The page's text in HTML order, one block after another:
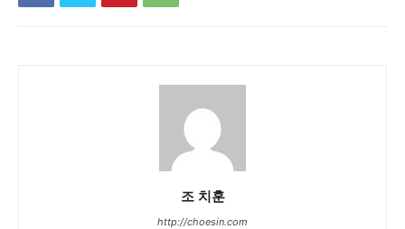
조 치훈
http://choesin.com